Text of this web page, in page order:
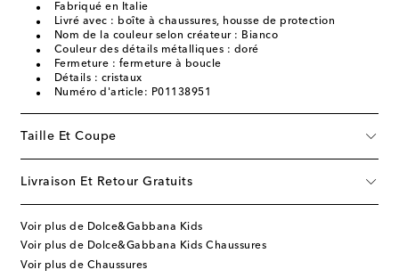
Fabriqué en Italie
Livré avec : boîte à chaussures, housse de protection
Nom de la couleur selon créateur : Bianco
Couleur des détails métalliques : doré
Fermeture : fermeture à boucle
Détails : cristaux
Numéro d'article: P01138951
Taille Et Coupe
Livraison Et Retour Gratuits
Voir plus de Dolce&Gabbana Kids
Voir plus de Dolce&Gabbana Kids Chaussures
Voir plus de Chaussures